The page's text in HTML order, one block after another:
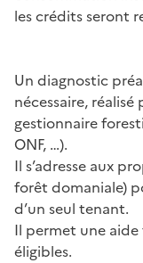
les crédits seront
Un diagnostic
nécessaire,
gestionnaire
ONF, …).
Il s’adresse aux
forêt domaniale)
d’un seul tenant.
Il permet une
éligibles.